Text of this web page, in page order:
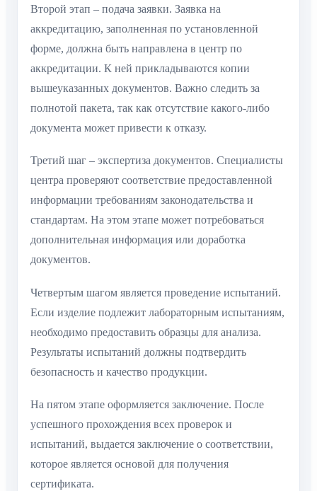
Второй этап – подача заявки. Заявка на
аккредитацию, заполненная по установленной
форме, должна быть направлена в центр по
аккредитации. К ней прикладываются копии
вышеуказанных документов. Важно следить за
полнотой пакета, так как отсутствие какого-либо
документа может привести к отказу.
Третий шаг – экспертиза документов. Специалисты
центра проверяют соответствие предоставленной
информации требованиям законодательства и
стандартам. На этом этапе может потребоваться
дополнительная информация или доработка
документов.
Четвертым шагом является проведение испытаний.
Если изделие подлежит лабораторным испытаниям,
необходимо предоставить образцы для анализа.
Результаты испытаний должны подтвердить
безопасность и качество продукции.
На пятом этапе оформляется заключение. После
успешного прохождения всех проверок и
испытаний, выдается заключение о соответствии,
которое является основой для получения
сертификата.